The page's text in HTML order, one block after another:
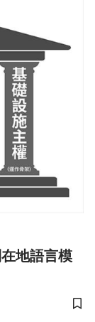
地語言模
儲